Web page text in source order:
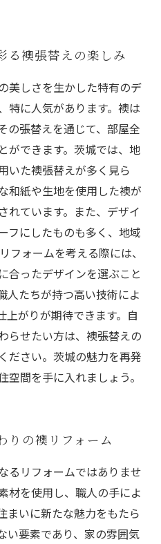
る襖張替えの楽しみ
美しさを生かした特有のデ
特に人気があります。襖は
の張替えを通じて、部屋全
ができます。茨城では、地
いた襖張替えが多く見ら
和紙や生地を使用した襖が
れています。また、デザイ
フにしたものも多く、地域
フォームを考える際には、
合ったデザインを選ぶこと
人たちが持つ高い技術によ
上がりが期待できます。自
らせたい方は、襖張替えの
ださい。茨城の魅力を再発
間を手に入れましょう。
りの襖リフォーム
るリフォームではありませ
材を使用し、職人の手によ
まいに新たな魅力をもたら
い要素であり、家の雰囲気